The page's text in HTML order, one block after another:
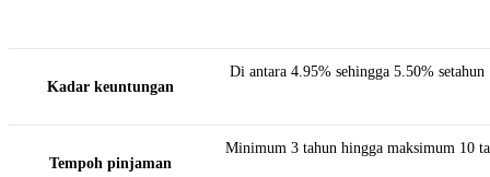
Kadar keuntungan
Di antara 4.95% sehingga 5.50% setahun
Tempoh pinjaman
Minimum 3 tahun hingga maksimum 10